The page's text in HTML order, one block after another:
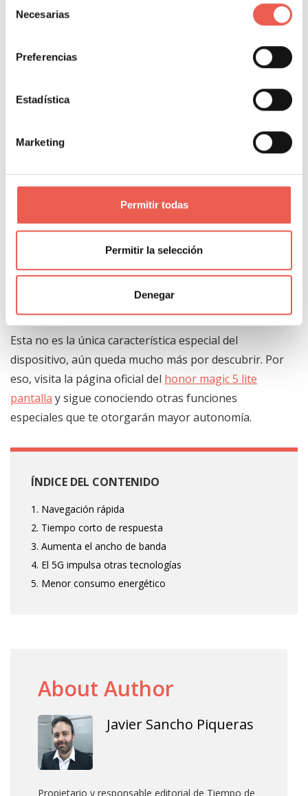
Necesarias
Preferencias
Estadística
Marketing
Permitir todas
Permitir la selección
Denegar
disminuir pérdidas y excesos de la red, así que el
Esto es realmente provechoso para tu Honor, pues
extiende su vida útil por más tiempo. Así que
Igualmente, contribuirá a darle un mejor uso a la
La tecnología 5G ha venido a revolucionar el mundo.
Gracias a ella, la forma en que las personas
interactúan seguirá cambiando a pasos agigantados.
beneficios, llevándote a casa el Honor Magic 5 Lite en
Esta no es la única característica especial del
dispositivo, aún queda mucho más por descubrir. Por
eso, visita la página oficial del honor magic 5 lite
pantalla y sigue conociendo otras funciones
especiales que te otorgarán mayor autonomía.
ÍNDICE DEL CONTENIDO
1. Navegación rápida
2. Tiempo corto de respuesta
3. Aumenta el ancho de banda
4. El 5G impulsa otras tecnologías
5. Menor consumo energético
About Author
Javier Sancho Piqueras
Propietario y responsable editorial de Tiempo de